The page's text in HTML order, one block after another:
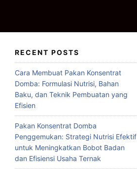
RECENT POSTS
Cara Membuat Pakan Konsentrat
Domba: Formulasi Nutrisi, Bahan
Baku, dan Teknik Pembuatan yang
Efisien
Pakan Konsentrat Domba
Penggemukan: Strategi Nutrisi Efektif
untuk Meningkatkan Bobot Badan
dan Efisiensi Usaha Ternak